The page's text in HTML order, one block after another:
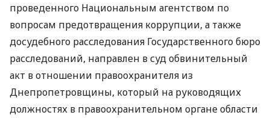
проведенного Национальным агентством по
вопросам предотвращения коррупции, а также
досудебного расследования Государственного бюро
расследований, направлен в суд обвинительный
акт в отношении правоохранителя из
Днепропетровщины, который на руководящих
должностях в правоохранительном органе области